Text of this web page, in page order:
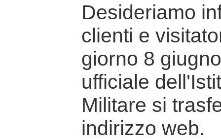
Desideriamo
clienti e
giorno 8
ufficiale
Militare si
indirizzo web.